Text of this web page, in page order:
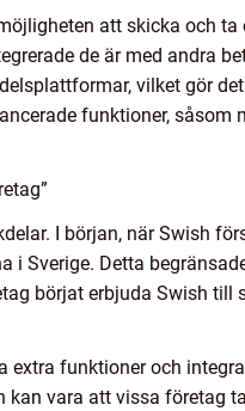
att skicka och
de är med andra
vilket gör
funktioner,
I början, när Swish
i Sverige. Detta
börjat erbjuda Swish till
extra funktioner och
vara att vissa företag